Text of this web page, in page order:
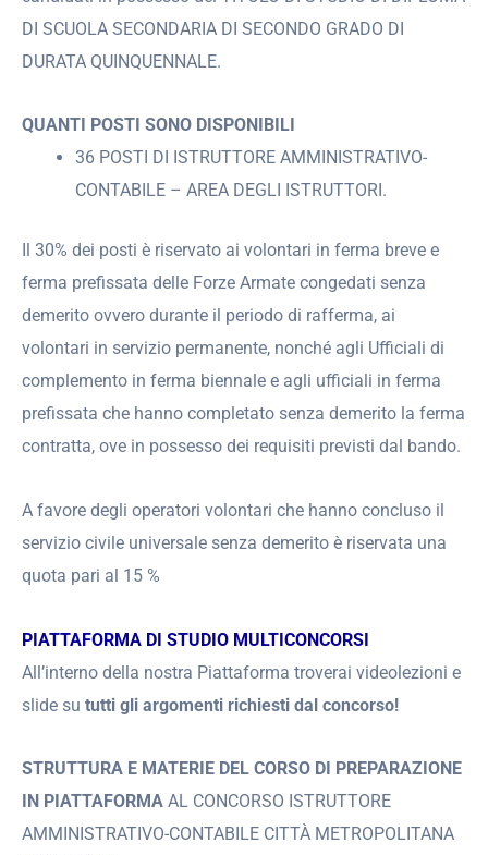
DI SCUOLA SECONDARIA DI SECONDO GRADO DI
DURATA QUINQUENNALE.
QUANTI POSTI SONO DISPONIBILI
36 POSTI DI ISTRUTTORE AMMINISTRATIVO-
CONTABILE – AREA DEGLI ISTRUTTORI.
Il 30% dei posti è riservato ai volontari in ferma breve e
ferma prefissata delle Forze Armate congedati senza
demerito ovvero durante il periodo di rafferma, ai
volontari in servizio permanente, nonché agli Ufficiali di
complemento in ferma biennale e agli ufficiali in ferma
prefissata che hanno completato senza demerito la ferma
contratta, ove in possesso dei requisiti previsti dal bando.
A favore degli operatori volontari che hanno concluso il
servizio civile universale senza demerito è riservata una
quota pari al 15 %
PIATTAFORMA DI STUDIO MULTICONCORSI
All’interno della nostra Piattaforma troverai videolezioni e
slide su tutti gli argomenti richiesti dal concorso!
STRUTTURA E MATERIE DEL CORSO DI PREPARAZIONE
IN PIATTAFORMA AL CONCORSO ISTRUTTORE
AMMINISTRATIVO-CONTABILE CITTÀ METROPOLITANA